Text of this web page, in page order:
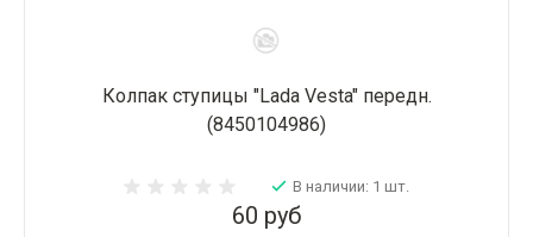
Колпак ступицы "Lada Vesta" передн.
(8450104986)
В наличии: 1 шт.
60 руб